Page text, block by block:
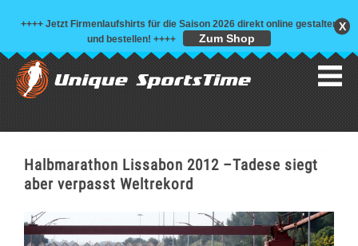
++++ Jetzt Firmenlaufshirts für die Saison 2026 direkt online gestalten
und bestellen! ++++ Zum Shop
X
Halbmarathon Lissabon 2012 –Tadese siegt
aber verpasst Weltrekord